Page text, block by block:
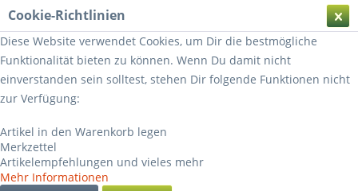
TIPP!
Teil 5: Weihnachts-Sonderausgabe - Broschüre...
Cookie-Richtlinien
Diese Website verwendet Cookies, um Dir die bestmögliche
Funktionalität bieten zu können. Wenn Du damit nicht
einverstanden sein solltest, stehen Dir folgende Funktionen nicht
zur Verfügung:
Artikel in den Warenkorb legen
Merkzettel
Artikelempfehlungen und vieles mehr
Mehr Informationen